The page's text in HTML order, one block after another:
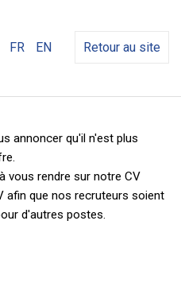
FR EN Retour au site
annoncer qu'il n'est plus
vous rendre sur notre CV
afin que nos recruteurs soient
d'autres postes.